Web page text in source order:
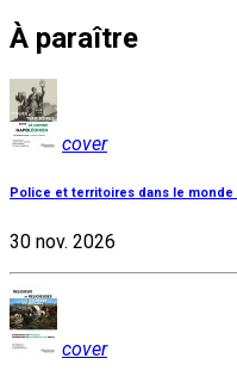
À paraître
cover
Police et territoires dans le
30 nov. 2026
cover